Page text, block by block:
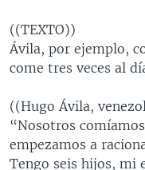
((TEXTO))
Ávila, por ejemplo,
come tres veces al
((Hugo Ávila,
“Nosotros
empezamos a
Tengo seis hijos, mi